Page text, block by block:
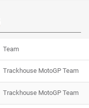
Team
Trackhouse MotoGP Team
Trackhouse MotoGP Team